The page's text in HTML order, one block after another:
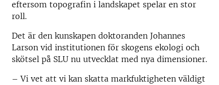
eftersom topografin i landskapet spelar en stor
roll.
Det är den kunskapen doktoranden Johannes
Larson vid institutionen för skogens ekologi och
skötsel på SLU nu utvecklat med nya dimensioner.
– Vi vet att vi kan skatta markfuktigheten väldigt